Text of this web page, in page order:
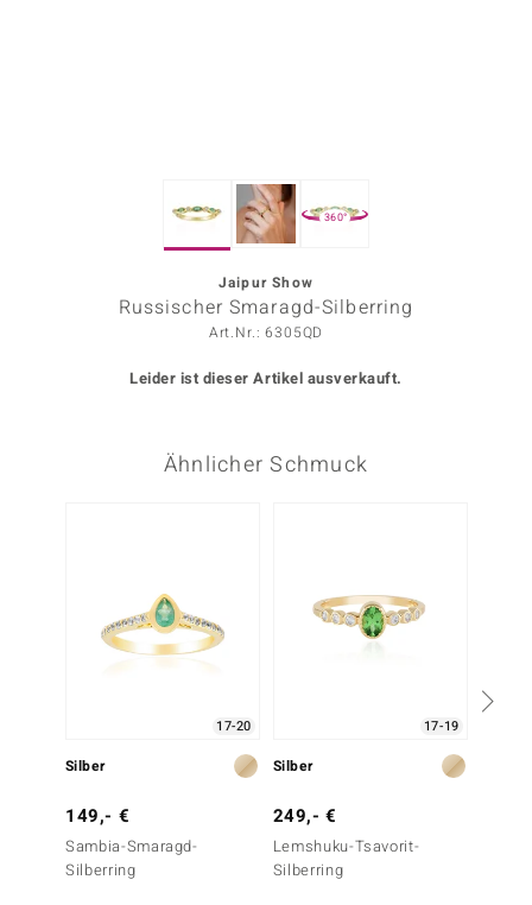
BY DE MELO
360°
Jaipur Show
Russischer Smaragd-Silberring
Art.Nr.: 6305QD
Leider ist dieser Artikel ausverkauft.
Ähnlicher Schmuck
17-20
Silber
149,- €
Sambia-Smaragd-
Silberring
17-19
Silber
249,- €
Lemshuku-Tsavorit-
Silberring